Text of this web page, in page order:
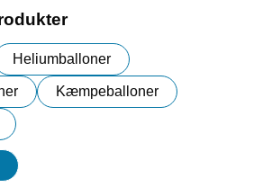
Heliumballoner
Kæmpeballoner